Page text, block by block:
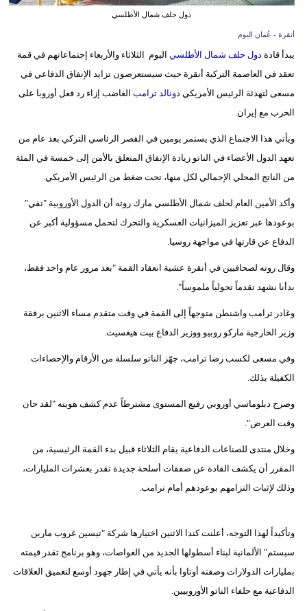
مدوَّنات
فيديو
سيارات
دول حلف شمال الأطلسي
أنقرة - عُمان اليوم
يبدأ قادة دول حلف شمال الأطلسي اليوم الثلاثاء والأربعاء إجتماعاتهم في قمة
تعقد في العاصمة التركية أنقرة حيث سيستعرضون تزايد الإنفاق الدفاعي في
مسعى لتهدئة الرئيس الأمريكي دونالد ترامب الغاضب إزاء رد فعل أوروبا على
الحرب مع إيران.
ويأتي هذا الاجتماع الذي يستمر يومين في القصر الرئاسي التركي بعد عام من
تعهد الدول الأعضاء في الناتو زيادة الإنفاق المتعلق بالأمن إلى خمسة في المئة
من الناتج المحلي الإجمالي لكل منها، تحت ضغط من الرئيس الأمريكي.
وأكد الأمين العام لحلف شمال الأطلسي مارك روته أن الدول الأوروبية "تفي"
بوعودها عبر تعزيز الميزانيات العسكرية والتحرك لتحمل مسؤولية أكبر عن
الدفاع عن قارتها في مواجهة روسيا.
وقال روته لصحافيين في أنقرة عشية انعقاد القمة "بعد مرور عام واحد فقط،
بدأنا نشهد تقدماً تحولياً ملموساً".
وغادر ترامب واشنطن متوجهاً إلى القمة في وقت متقدم مساء الاثنين برفقة
وزير الخارجية ماركو روبيو ووزير الدفاع بيت هيغسيث.
وفي مسعى لكسب رضا ترامب، جهّز الناتو سلسلة من الأرقام والإحصاءات
الكفيلة بذلك.
وصرح دبلوماسي أوروبي رفيع المستوى مشترطاً عدم كشف هويته "لقد حان
وقت العرض".
وخلال منتدى للصناعات الدفاعية يقام الثلاثاء قبيل بدء القمة الرئيسية، من
المقرر أن يكشف القادة عن صفقات أسلحة جديدة تقدر بعشرات المليارات،
وذلك لإثبات التزامهم بوعودهم أمام ترامب.
وتأكيداً لهذا التوجه، أعلنت كندا الاثنين اختيارها شركة "تيسين غروب مارين
سيستم" الألمانية لبناء أسطولها الجديد من الغواصات، وهو برنامج تقدر قيمته
بمليارات الدولارات وصفته أوتاوا بأنه يأتي في إطار جهود أوسع لتعميق العلاقات
الدفاعية مع حلفاء الناتو الأوروبيين.